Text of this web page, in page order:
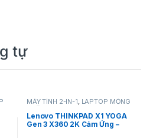
tự
MÁY TÍNH 2-IN-1, LAPTOP MỎNG
Lenovo
Lenovo THINKPAD X1 YOGA
Gen 3 X360 2K Cảm Ứng –